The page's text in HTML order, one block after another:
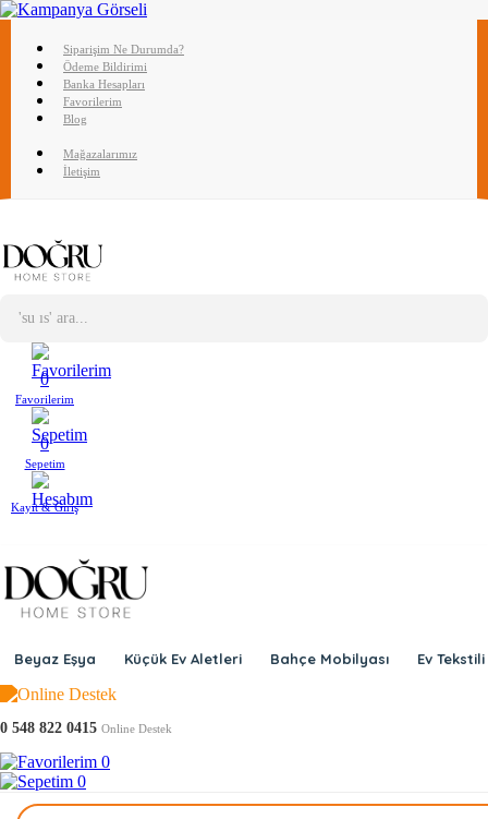
Siparişim Ne Durumda?
Ödeme Bildirimi
Banka Hesapları
Favorilerim
Blog
Mağazalarımız
İletişim
0
Favorilerim
0
Sepetim
Kayıt & Giriş
Beyaz Eşya Küçük Ev Aletleri Bahçe Mobilyası Ev Tekstili
0 548 822 0415 Online Destek
0
0